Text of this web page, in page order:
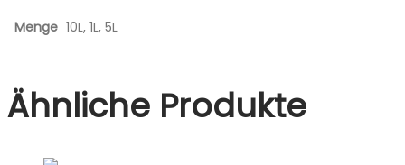
Menge 10L, 1L, 5L
Ähnliche Produkte